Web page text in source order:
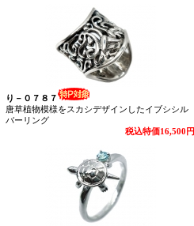
り－０７８７
唐草植物模様をスカシデザインしたイブシシル
バーリング
税込特価16,500円